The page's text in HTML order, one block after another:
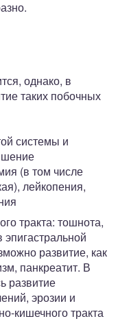
однако, в
таких побочных
системы и
(в том числе
лейкопения,
тракта: тошнота,
эпигастральной
развитие, как
панкреатит. В
развитие
эрозии и
кишечного тракта